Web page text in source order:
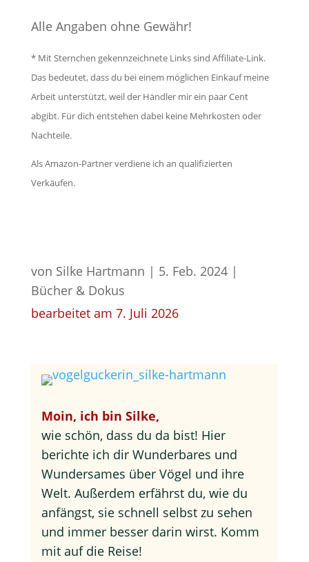
Alle Angaben ohne Gewähr!
* Mit Sternchen gekennzeichnete Links sind Affiliate-Link.
Das bedeutet, dass du bei einem möglichen Einkauf meine
Arbeit unterstützt, weil der Händler mir ein paar Cent
abgibt. Für dich entstehen dabei keine Mehrkosten oder
Nachteile.
Als Amazon-Partner verdiene ich an qualifizierten
Verkäufen.
von Silke Hartmann | 5. Feb. 2024|
Bücher & Dokus
bearbeitet am 7. Juli 2026
Moin, ich bin Silke,
wie schön, dass du da bist! Hier
berichte ich dir Wunderbares und
Wundersames über Vögel und ihre
Welt. Außerdem erfährst du, wie du
anfängst, sie schnell selbst zu sehen
und immer besser darin wirst. Komm
mit auf die Reise!